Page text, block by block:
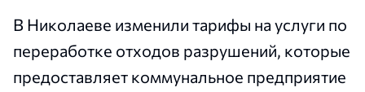
В Николаеве изменили тарифы на услуги по
переработке отходов разрушений, которые
предоставляет коммунальное предприятие